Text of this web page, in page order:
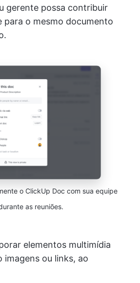
gerente possa contribuir
para o mesmo documento
o ClickUp Doc com sua equipe
as reuniões.
elementos multimídia
imagens ou links, ao